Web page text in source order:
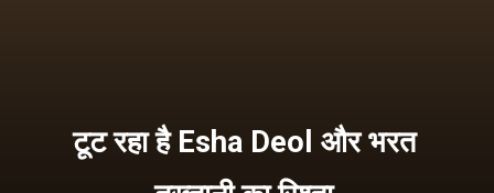
टूट रहा है Esha Deol और भरत